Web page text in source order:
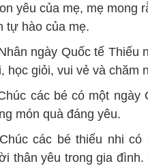
yêu của mẹ, mẹ mong
tự hào của mẹ.
ngày Quốc tế Thiếu
học giỏi, vui vẻ và chăm
các bé có một
món quà đáng yêu.
các bé thiếu nhi
thân yêu trong gia